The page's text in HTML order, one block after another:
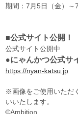
期間：7月5日（金）～
■公式サイト公開！
公式サイト公開中
●にゃんかつ公式サ
https://nyan-katsu.jp
※画像をご使用いただ
いいたします。
©Ambition